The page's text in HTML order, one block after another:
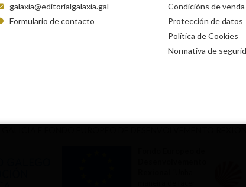
galaxia@editorialgalaxia.gal
Formulario de contacto
Condicións de venda
Protección de datos
Política de Cookies
Normativa de